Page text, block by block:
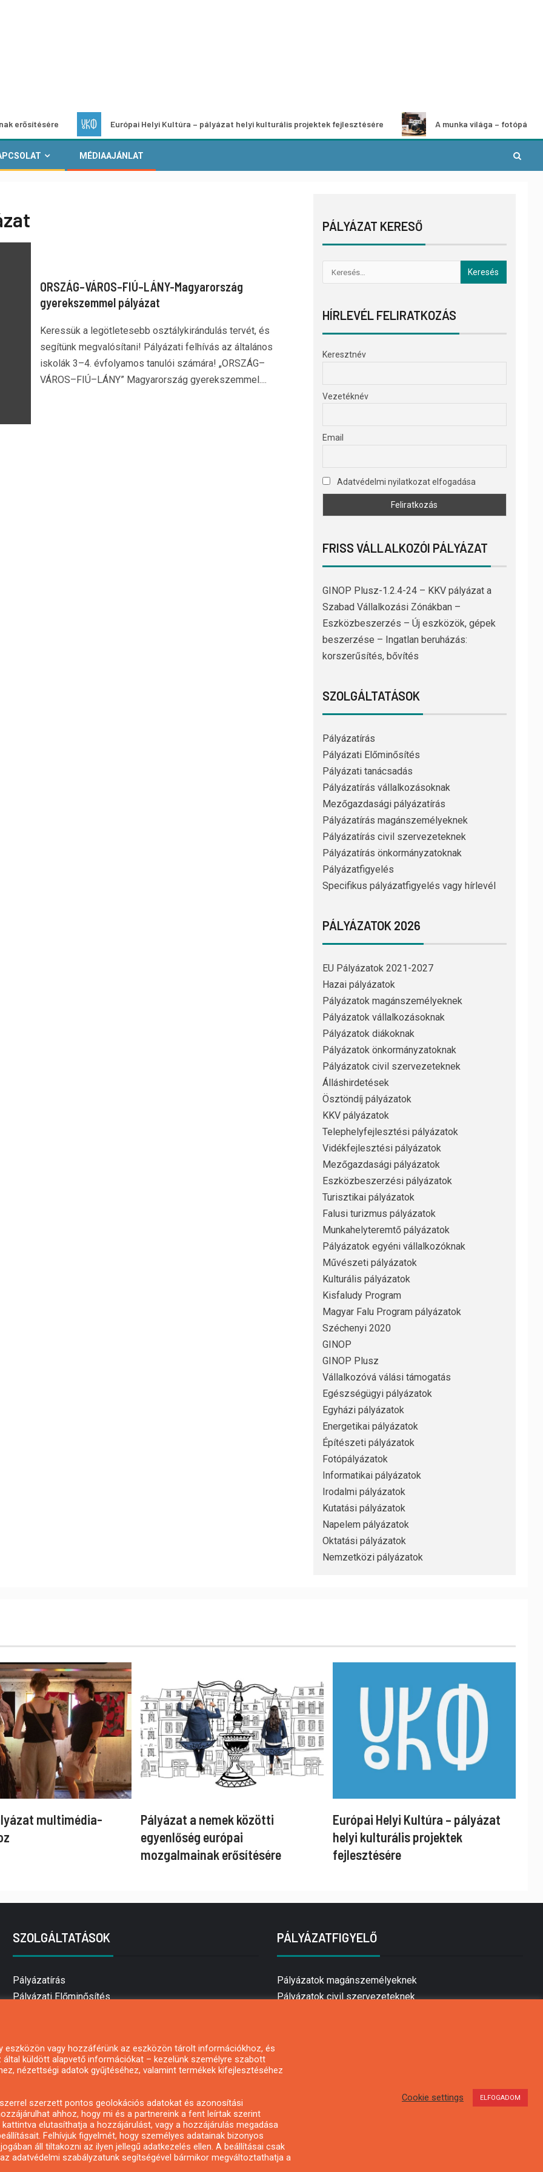
Európai Helyi Kultúra – pályázat helyi kulturális projektek fejlesztésére A munka világa – fotópályázat
MÉDIAAJÁNLAT
ORSZÁG–VÁROS–FIÚ–LÁNY-Magyarország
gyerekszemmel pályázat
Keressük a legötletesebb osztálykirándulás tervét, és
segítünk megvalósítani! Pályázati felhívás az általános
iskolák 3–4. évfolyamos tanulói számára! „ORSZÁG–
VÁROS–FIÚ–LÁNY” Magyarország gyerekszemmel....
PÁLYÁZAT KERESŐ
HÍRLEVÉL FELIRATKOZÁS
Keresztnév
Vezetéknév
Email
Adatvédelmi nyilatkozat elfogadása
FRISS VÁLLALKOZÓI PÁLYÁZAT
GINOP Plusz-1.2.4-24 – KKV pályázat a
Szabad Vállalkozási Zónákban –
Eszközbeszerzés – Új eszközök, gépek
beszerzése – Ingatlan beruházás:
korszerűsítés, bővítés
SZOLGÁLTATÁSOK
Pályázatírás
Pályázati Előminősítés
Pályázati tanácsadás
Pályázatírás vállalkozásoknak
Mezőgazdasági pályázatírás
Pályázatírás magánszemélyeknek
Pályázatírás civil szervezeteknek
Pályázatírás önkormányzatoknak
Pályázatfigyelés
Specifikus pályázatfigyelés vagy hírlevél
PÁLYÁZATOK 2026
EU Pályázatok 2021-2027
Hazai pályázatok
Pályázatok magánszemélyeknek
Pályázatok vállalkozásoknak
Pályázatok diákoknak
Pályázatok önkormányzatoknak
Pályázatok civil szervezeteknek
Álláshirdetések
Ösztöndíj pályázatok
KKV pályázatok
Telephelyfejlesztési pályázatok
Vidékfejlesztési pályázatok
Mezőgazdasági pályázatok
Eszközbeszerzési pályázatok
Turisztikai pályázatok
Falusi turizmus pályázatok
Munkahelyteremtő pályázatok
Pályázatok egyéni vállalkozóknak
Művészeti pályázatok
Kulturális pályázatok
Kisfaludy Program
Magyar Falu Program pályázatok
Széchenyi 2020
GINOP
GINOP Plusz
Vállalkozóvá válási támogatás
Egészségügyi pályázatok
Egyházi pályázatok
Energetikai pályázatok
Építészeti pályázatok
Fotópályázatok
Informatikai pályázatok
Irodalmi pályázatok
Kutatási pályázatok
Napelem pályázatok
Oktatási pályázatok
Nemzetközi pályázatok
multimédia-
Pályázat a nemek közötti
egyenlőség európai
mozgalmainak erősítésére
Európai Helyi Kultúra – pályázat
helyi kulturális projektek
fejlesztésére
SZOLGÁLTATÁSOK
Pályázatírás
Pályázati Előminősítés
Mezőgazdasági pályázatírás
Pályázatírás magánszemélyeknek
Pályázatírás civil szervezeteknek
Pályázatfigyelés
Specifikus pályázatfigyelés vagy hírlevél
PÁLYÁZATFIGYELŐ
Pályázatok magánszemélyeknek
Pályázatok civil szervezeteknek
vagy hozzáférünk az eszközön tárolt információkhoz, és
küldött alapvető információkat – kezelünk személyre szabott
nézettségi adatok gyűjtéséhez, valamint termékek kifejlesztéséhez
szerzett pontos geolokációs adatokat és azonosítási
ahhoz, hogy mi és a partnereink a fent leírtak szerint
elutasíthatja a hozzájárulást, vagy a hozzájárulás megadása
Felhívjuk figyelmét, hogy személyes adatainak bizonyos
áll tiltakozni az ilyen jellegű adatkezelés ellen. A beállításai csak
adatvédelmi szabályzatunk segítségével bármikor megváltoztathatja a
Cookie settings ELFOGADOM